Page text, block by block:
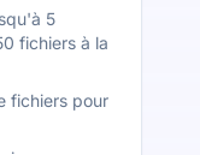
5
fichiers à la
fichiers pour